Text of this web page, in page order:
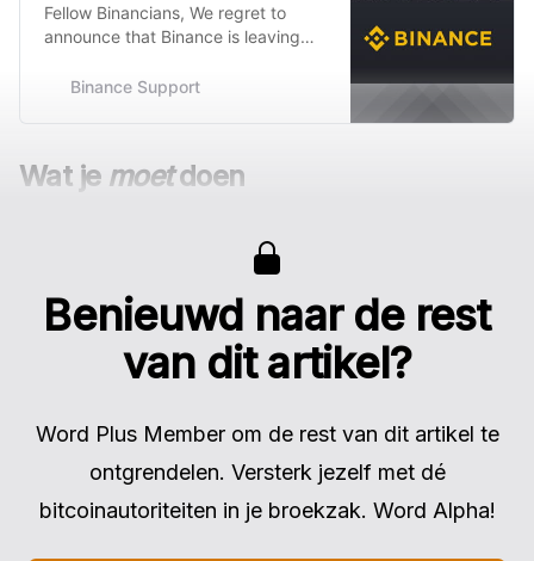
Fellow Binancians, We regret to
announce that Binance is leaving
effect , no new users residing in the
Binance Support
Wat je moetdoen
Benieuwd naar de rest
van dit artikel?
Word Plus Member om de rest van dit artikel te
ontgrendelen. Versterk jezelf met dé
bitcoinautoriteiten in je broekzak. Word Alpha!